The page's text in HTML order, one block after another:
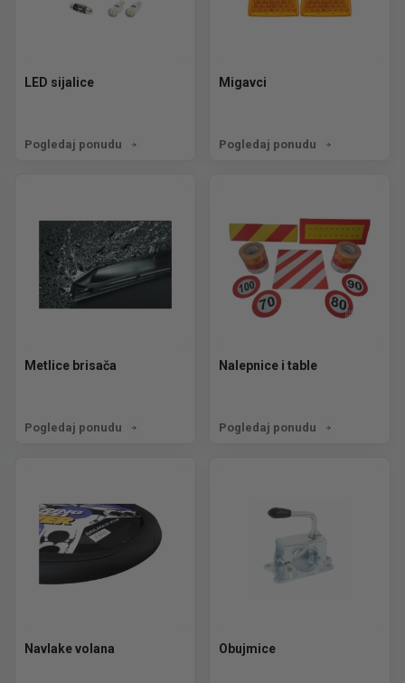
LED sijalice
Pogledaj ponudu
Migavci
Pogledaj ponudu
Metlice brisača
Pogledaj ponudu
Nalepnice i table
Pogledaj ponudu
Navlake volana Obujmice